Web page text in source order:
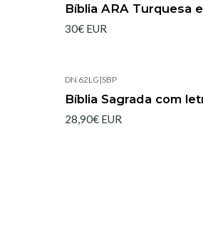
Bíblia ARA Turquesa
30€ EUR
DN 62LG |SBP
Bíblia Sagrada com
28,90€ EUR